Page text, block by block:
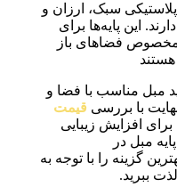
پلاستیکی سبک، ارزان و
این پایه‌ها برای
فضاهای باز
مبل مناسب با فضا و
با بررسی قیمت
افزایش زیبایی
مبل در
گزینه را با توجه به
ببرید.